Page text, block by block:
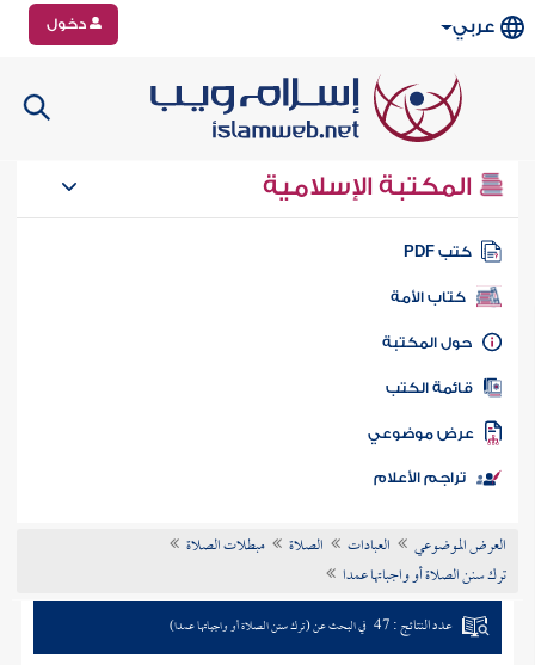
عربي دخول
المكتبة الإسلامية
كتب PDF
كتاب الأمة
المكتبة
الكتب
موضوعي
تراجم الأعلام
العرض الموضوعي العبادات الصلاة
مبطلات الصلاة
ترك سنن الصلاة أو واجباتها عمدا
عدد النتائج : 47 في البحث عن (ترك سنن الصلاة أو واجباتها عمدا)